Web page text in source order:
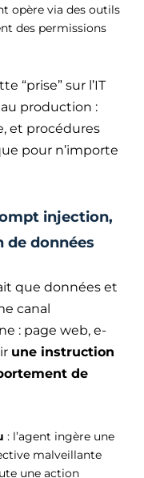
opère via des outils
des permissions
“prise” sur l’IT
production :
et procédures
pour n’importe
injection,
données
que données et
canal
: page web, e-
une instruction
de
: l’agent ingère une
malveillante
une action